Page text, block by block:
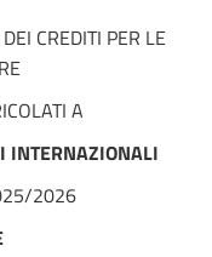
CREDITI PER LE
A
INTERNAZIONALI
2026